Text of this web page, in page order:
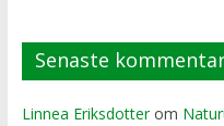
Senaste
Linnea Eriksdotterom